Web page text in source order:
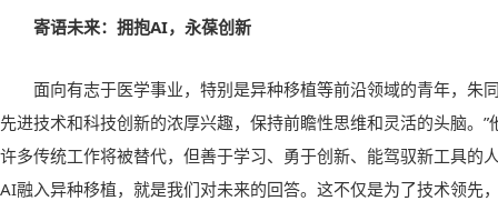
寄语未来：拥抱AI，永葆创新
面向有志于医学事业，特别是异种移植等前沿领域的青年，朱
先进技术和科技创新的浓厚兴趣，保持前瞻性思维和灵活的头脑。
许多传统工作将被替代，但善于学习、勇于创新、能驾驭新工具的
AI融入异种移植，就是我们对未来的回答。这不仅是为了技术领先